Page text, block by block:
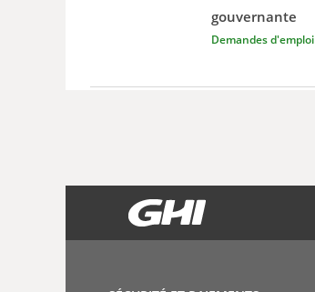
Demandes d'emploi
gouvernante